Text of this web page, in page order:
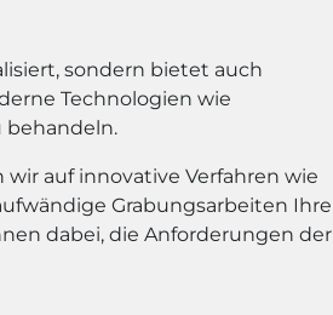
sondern bietet auch
Technologien wie
behandeln.
auf innovative Verfahren wie
Grabungsarbeiten Ihre
dabei, die Anforderungen der